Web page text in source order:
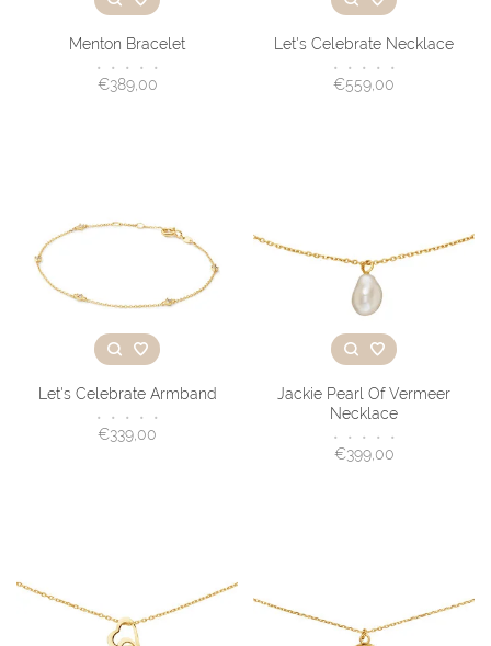
Menton Bracelet
• • • • •
€389,00
Let's Celebrate Necklace
• • • • •
€559,00
Let's Celebrate Armband
• • • • •
€339,00
Jackie Pearl Of Vermeer
Necklace
• • • • •
€399,00